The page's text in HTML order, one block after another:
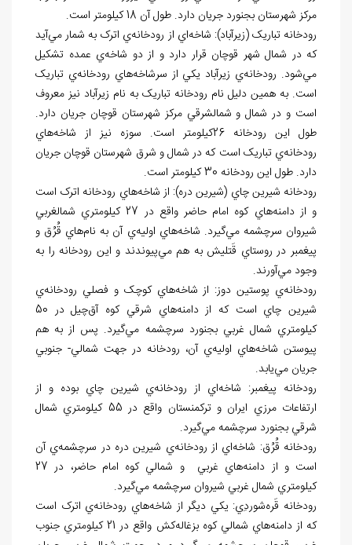
مرکز شهرستان بجنورد جريان دارد. طول آن 18 کيلومتر است.
رودخانه تباريک (زيرآباد): شاخهاي از رودخانهي اترک به شمار ميآيد
كه در شمال شهر قوچان قرار دارد و از دو شاخهي عمده تشکيل
ميشود. رودخانهي زيرآباد يکي از سرشاخههاي رودخانهي تباريک
است. به همين دليل نام رودخانه تباريک به نام زيرآباد نيز معروف
است و در شمال و شمال‏شرقي مرکز شهرستان قوچان جريان دارد.
طول اين رودخانه 26کيلومتر است. سوزه نيز از شاخه
هاي
رودخانهي تباريک است که در شمال و شرق شهرستان قوچان جريان
دارد. طول اين رودخانه 30 کيلومتر است.
رودخانه شيرين چاي (شيرين دره): از شاخههاي رودخانه اترک است
و از دامنه
هاي کوه امام حاضر واقع در 27 کيلومتري شمال‏غربي
شيروان سرچشمه ميگيرد. شاخههاي اوليهي آن به نامهاي قُرُق و
پيغمبر در روستاي قَتليش به هم ميپيوندند و اين رودخانه را به
وجود ميآورند.
رودخانهي پوستين دوز: از شاخههاي کوچک و فصلي رودخانهي
شيرين چاي است كه از دامنههاي شرقي کوه آق
چيل در 50
کيلومتري شمال غربي بجنورد سرچشمه ميگيرد. پس از به هم
پيوستن شاخههاي اوليهي آن، رودخانه در جهت شمالي- جنوبي
جريان مييابد.
رودخانه پيغمبر: شاخهاي از رودخانهي شيرين چاي بوده و از
ارتفاعات مرزي ايران و ترکمنستان واقع در 55 کيلومتري شمال
شرقي بجنورد سرچشمه ميگيرد.
رودخانه قُرُق: شاخهاي از رودخانهي شيرين دره در سرچشمهي آن
است و از دامنه
هاي غربي و شمالي کوه امام حاضر، در 27
کيلومتري شمال غربي شيروان سرچشمه ميگيرد.
رودخانه قَرهشوردِي: يکي ديگر از شاخههاي رودخانهي اترک است
كه از دامنههاي شمالي کوه بزغاله
کش واقع در 21 کيلومتري جنوب